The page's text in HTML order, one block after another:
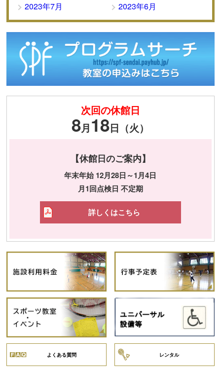
2023年7月
2023年6月
次回の休館日
8月18日（火）
【休館日のご案内】
年末年始 12月28日～1月4日
月1回点検日 不定期
詳しくはこちら
よくある質問 レンタル